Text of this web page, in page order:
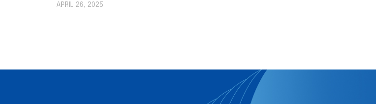
APRIL 26, 2025